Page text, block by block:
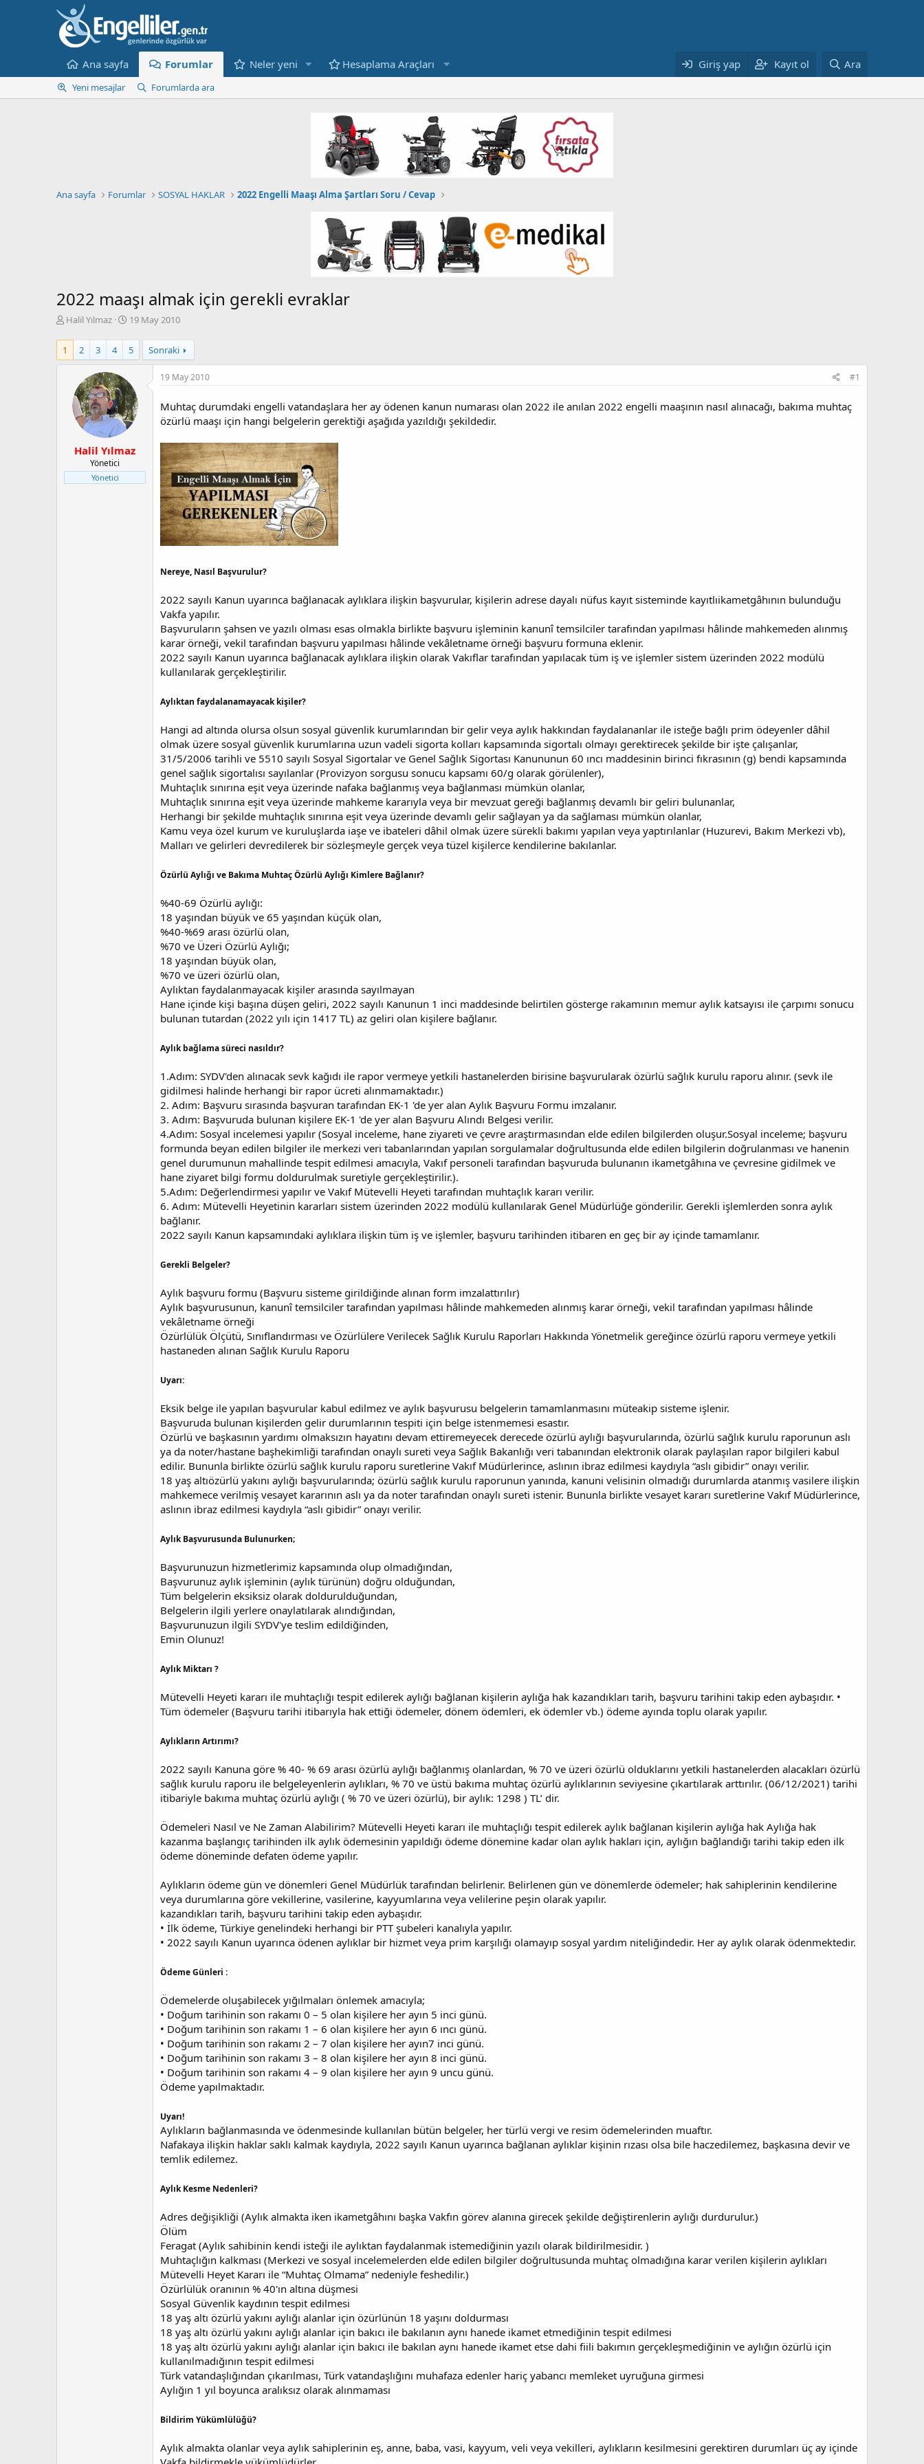
Ana sayfa Forumlar Neler yeni Hesaplama Araçları Giriş yap Kayıt ol Ara
Yeni mesajlar Forumlarda ara
Ana sayfa Forumlar SOSYAL HAKLAR 2022 Engelli Maaşı Alma Şartları Soru / Cevap
2022 maaşı almak için gerekli evraklar
K
n
b
Halil Yılmaz
B
ş
l
n
g
ı
ç
t
r
19 May 2010
1 2 3 4 5 Sonraki
Halil Yılmaz
Yönetici
Yönetici
19 May 2010 #1
Muhtaç durumdaki engelli vatandaşlara her ay ödenen kanun numarası olan 2022 ile anılan 2022 engelli maaşının nasıl alınacağı, bakıma muhtaç
özürlü maaşı için hangi belgelerin gerektiği aşağıda yazıldığı şekildedir.
Nereye, Nasıl Başvurulur?
2022 sayılı Kanun uyarınca bağlanacak aylıklara ilişkin başvurular, kişilerin adrese dayalı nüfus kayıt sisteminde kayıtlıikametgâhının bulunduğu
Vakfa yapılır.
Başvuruların şahsen ve yazılı olması esas olmakla birlikte başvuru işleminin kanunî temsilciler tarafından yapılması hâlinde mahkemeden alınmış
karar örneği, vekil tarafından başvuru yapılması hâlinde vekâletname örneği başvuru formuna eklenir.
2022 sayılı Kanun uyarınca bağlanacak aylıklara ilişkin olarak Vakıflar tarafından yapılacak tüm iş ve işlemler sistem üzerinden 2022 modülü
kullanılarak gerçekleştirilir.
Aylıktan faydalanamayacak kişiler?
Hangi ad altında olursa olsun sosyal güvenlik kurumlarından bir gelir veya aylık hakkından faydalananlar ile isteğe bağlı prim ödeyenler dâhil
olmak üzere sosyal güvenlik kurumlarına uzun vadeli sigorta kolları kapsamında sigortalı olmayı gerektirecek şekilde bir işte çalışanlar,
31/5/2006 tarihli ve 5510 sayılı Sosyal Sigortalar ve Genel Sağlık Sigortası Kanununun 60 ıncı maddesinin birinci fıkrasının (g) bendi kapsamında
genel sağlık sigortalısı sayılanlar (Provizyon sorgusu sonucu kapsamı 60/g olarak görülenler),
Muhtaçlık sınırına eşit veya üzerinde nafaka bağlanmış veya bağlanması mümkün olanlar,
Muhtaçlık sınırına eşit veya üzerinde mahkeme kararıyla veya bir mevzuat gereği bağlanmış devamlı bir geliri bulunanlar,
Herhangi bir şekilde muhtaçlık sınırına eşit veya üzerinde devamlı gelir sağlayan ya da sağlaması mümkün olanlar,
Kamu veya özel kurum ve kuruluşlarda iaşe ve ibateleri dâhil olmak üzere sürekli bakımı yapılan veya yaptırılanlar (Huzurevi, Bakım Merkezi vb),
Malları ve gelirleri devredilerek bir sözleşmeyle gerçek veya tüzel kişilerce kendilerine bakılanlar.
Özürlü Aylığı ve Bakıma Muhtaç Özürlü Aylığı Kimlere Bağlanır?
%40-69 Özürlü aylığı:
18 yaşından büyük ve 65 yaşından küçük olan,
%40-%69 arası özürlü olan,
%70 ve Üzeri Özürlü Aylığı;
18 yaşından büyük olan,
%70 ve üzeri özürlü olan,
Aylıktan faydalanmayacak kişiler arasında sayılmayan
Hane içinde kişi başına düşen geliri, 2022 sayılı Kanunun 1 inci maddesinde belirtilen gösterge rakamının memur aylık katsayısı ile çarpımı sonucu
bulunan tutardan (2022 yılı için 1417 TL) az geliri olan kişilere bağlanır.
Aylık bağlama süreci nasıldır?
1.Adım: SYDV'den alınacak sevk kağıdı ile rapor vermeye yetkili hastanelerden birisine başvurularak özürlü sağlık kurulu raporu alınır. (sevk ile
gidilmesi halinde herhangi bir rapor ücreti alınmamaktadır.)
2. Adım: Başvuru sırasında başvuran tarafından EK-1 'de yer alan Aylık Başvuru Formu imzalanır.
3. Adım: Başvuruda bulunan kişilere EK-1 'de yer alan Başvuru Alındı Belgesi verilir.
4.Adım: Sosyal incelemesi yapılır (Sosyal inceleme, hane ziyareti ve çevre araştırmasından elde edilen bilgilerden oluşur.Sosyal inceleme; başvuru
formunda beyan edilen bilgiler ile merkezi veri tabanlarından yapılan sorgulamalar doğrultusunda elde edilen bilgilerin doğrulanması ve hanenin
genel durumunun mahallinde tespit edilmesi amacıyla, Vakıf personeli tarafından başvuruda bulunanın ikametgâhına ve çevresine gidilmek ve
hane ziyaret bilgi formu doldurulmak suretiyle gerçekleştirilir.).
5.Adım: Değerlendirmesi yapılır ve Vakıf Mütevelli Heyeti tarafından muhtaçlık kararı verilir.
6. Adım: Mütevelli Heyetinin kararları sistem üzerinden 2022 modülü kullanılarak Genel Müdürlüğe gönderilir. Gerekli işlemlerden sonra aylık
bağlanır.
2022 sayılı Kanun kapsamındaki aylıklara ilişkin tüm iş ve işlemler, başvuru tarihinden itibaren en geç bir ay içinde tamamlanır.
Gerekli Belgeler?
Aylık başvuru formu (Başvuru sisteme girildiğinde alınan form imzalattırılır)
Aylık başvurusunun, kanunî temsilciler tarafından yapılması hâlinde mahkemeden alınmış karar örneği, vekil tarafından yapılması hâlinde
vekâletname örneği
Özürlülük Ölçütü, Sınıflandırması ve Özürlülere Verilecek Sağlık Kurulu Raporları Hakkında Yönetmelik gereğince özürlü raporu vermeye yetkili
hastaneden alınan Sağlık Kurulu Raporu
Uyarı:
Eksik belge ile yapılan başvurular kabul edilmez ve aylık başvurusu belgelerin tamamlanmasını müteakip sisteme işlenir.
Başvuruda bulunan kişilerden gelir durumlarının tespiti için belge istenmemesi esastır.
Özürlü ve başkasının yardımı olmaksızın hayatını devam ettiremeyecek derecede özürlü aylığı başvurularında, özürlü sağlık kurulu raporunun aslı
ya da noter/hastane başhekimliği tarafından onaylı sureti veya Sağlık Bakanlığı veri tabanından elektronik olarak paylaşılan rapor bilgileri kabul
edilir. Bununla birlikte özürlü sağlık kurulu raporu suretlerine Vakıf Müdürlerince, aslının ibraz edilmesi kaydıyla “aslı gibidir” onayı verilir.
18 yaş altıözürlü yakını aylığı başvurularında; özürlü sağlık kurulu raporunun yanında, kanuni velisinin olmadığı durumlarda atanmış vasilere ilişkin
mahkemece verilmiş vesayet kararının aslı ya da noter tarafından onaylı sureti istenir. Bununla birlikte vesayet kararı suretlerine Vakıf Müdürlerince,
aslının ibraz edilmesi kaydıyla “aslı gibidir” onayı verilir.
Aylık Başvurusunda Bulunurken;
Başvurunuzun hizmetlerimiz kapsamında olup olmadığından,
Başvurunuz aylık işleminin (aylık türünün) doğru olduğundan,
Tüm belgelerin eksiksiz olarak doldurulduğundan,
Belgelerin ilgili yerlere onaylatılarak alındığından,
Başvurunuzun ilgili SYDV'ye teslim edildiğinden,
Emin Olunuz!
Aylık Miktarı ?
Mütevelli Heyeti kararı ile muhtaçlığı tespit edilerek aylığı bağlanan kişilerin aylığa hak kazandıkları tarih, başvuru tarihini takip eden aybaşıdır. •
Tüm ödemeler (Başvuru tarihi itibarıyla hak ettiği ödemeler, dönem ödemleri, ek ödemler vb.) ödeme ayında toplu olarak yapılır.
Aylıkların Artırımı?
2022 sayılı Kanuna göre % 40- % 69 arası özürlü aylığı bağlanmış olanlardan, % 70 ve üzeri özürlü olduklarını yetkili hastanelerden alacakları özürlü
sağlık kurulu raporu ile belgeleyenlerin aylıkları, % 70 ve üstü bakıma muhtaç özürlü aylıklarının seviyesine çıkartılarak arttırılır. (06/12/2021) tarihi
itibariyle bakıma muhtaç özürlü aylığı ( % 70 ve üzeri özürlü), bir aylık: 1298 ) TL’ dir.
Ödemeleri Nasıl ve Ne Zaman Alabilirim? Mütevelli Heyeti kararı ile muhtaçlığı tespit edilerek aylık bağlanan kişilerin aylığa hak Aylığa hak
kazanma başlangıç tarihinden ilk aylık ödemesinin yapıldığı ödeme dönemine kadar olan aylık hakları için, aylığın bağlandığı tarihi takip eden ilk
ödeme döneminde defaten ödeme yapılır.
Aylıkların ödeme gün ve dönemleri Genel Müdürlük tarafından belirlenir. Belirlenen gün ve dönemlerde ödemeler; hak sahiplerinin kendilerine
veya durumlarına göre vekillerine, vasilerine, kayyumlarına veya velilerine peşin olarak yapılır.
kazandıkları tarih, başvuru tarihini takip eden aybaşıdır.
• İlk ödeme, Türkiye genelindeki herhangi bir PTT şubeleri kanalıyla yapılır.
• 2022 sayılı Kanun uyarınca ödenen aylıklar bir hizmet veya prim karşılığı olamayıp sosyal yardım niteliğindedir. Her ay aylık olarak ödenmektedir.
Ödeme Günleri :
Ödemelerde oluşabilecek yığılmaları önlemek amacıyla;
• Doğum tarihinin son rakamı 0 – 5 olan kişilere her ayın 5 inci günü.
• Doğum tarihinin son rakamı 1 – 6 olan kişilere her ayın 6 ıncı günü.
• Doğum tarihinin son rakamı 2 – 7 olan kişilere her ayın7 inci günü.
• Doğum tarihinin son rakamı 3 – 8 olan kişilere her ayın 8 inci günü.
• Doğum tarihinin son rakamı 4 – 9 olan kişilere her ayın 9 uncu günü.
Ödeme yapılmaktadır.
Uyarı!
Aylıkların bağlanmasında ve ödenmesinde kullanılan bütün belgeler, her türlü vergi ve resim ödemelerinden muaftır.
Nafakaya ilişkin haklar saklı kalmak kaydıyla, 2022 sayılı Kanun uyarınca bağlanan aylıklar kişinin rızası olsa bile haczedilemez, başkasına devir ve
temlik edilemez.
Aylık Kesme Nedenleri?
Adres değişikliği (Aylık almakta iken ikametgâhını başka Vakfın görev alanına girecek şekilde değiştirenlerin aylığı durdurulur.)
Ölüm
Feragat (Aylık sahibinin kendi isteği ile aylıktan faydalanmak istemediğinin yazılı olarak bildirilmesidir. )
Muhtaçlığın kalkması (Merkezi ve sosyal incelemelerden elde edilen bilgiler doğrultusunda muhtaç olmadığına karar verilen kişilerin aylıkları
Mütevelli Heyet Kararı ile “Muhtaç Olmama” nedeniyle feshedilir.)
Özürlülük oranının % 40'ın altına düşmesi
Sosyal Güvenlik kaydının tespit edilmesi
18 yaş altı özürlü yakını aylığı alanlar için özürlünün 18 yaşını doldurması
18 yaş altı özürlü yakını aylığı alanlar için bakıcı ile bakılanın aynı hanede ikamet etmediğinin tespit edilmesi
18 yaş altı özürlü yakını aylığı alanlar için bakıcı ile bakılan aynı hanede ikamet etse dahi fiili bakımın gerçekleşmediğinin ve aylığın özürlü için
kullanılmadığının tespit edilmesi
Türk vatandaşlığından çıkarılması, Türk vatandaşlığını muhafaza edenler hariç yabancı memleket uyruğuna girmesi
Aylığın 1 yıl boyunca aralıksız olarak alınmaması
Bildirim Yükümlülüğü?
Aylık almakta olanlar veya aylık sahiplerinin eş, anne, baba, vasi, kayyum, veli veya vekilleri, aylıkların kesilmesini gerektiren durumları üç ay içinde